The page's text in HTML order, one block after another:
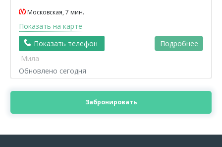
Московская, 7 мин.
Показать на карте
Показать телефон
Подробнее
Мила
Обновлено сегодня
Забронировать